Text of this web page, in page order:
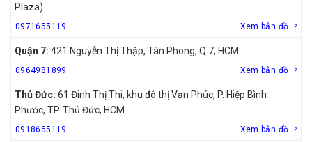
Plaza)
0971655119 Xem bản đồ
Quận 7: 421 Nguyễn Thị Thập, Tân Phong, Q.7, HCM
0964981899 Xem bản đồ
Thủ Đức: 61 Đinh Thị Thi, khu đô thị Vạn Phúc, P. Hiệp Bình
Phước, TP. Thủ Đức, HCM
0918655119 Xem bản đồ